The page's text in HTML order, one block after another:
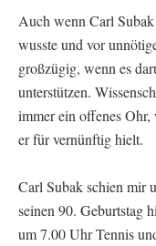
Auch wenn Carl
wusste und vor
großzügig, wenn es
unterstützen.
immer ein offenes
er für vernünftig hielt.
Carl Subak schien mir
seinen 90. Geburtstag
um 7.00 Uhr Tennis